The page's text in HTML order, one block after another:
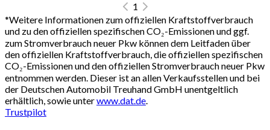
1
*Weitere Informationen zum offiziellen Kraftstoffverbrauch
und zu den offiziellen spezifischen CO₂-Emissionen und ggf.
zum Stromverbrauch neuer Pkw können dem Leitfaden über
den offiziellen Kraftstoffverbrauch, die offiziellen spezifischen
CO₂-Emissionen und den offiziellen Stromverbrauch neuer Pkw
entnommen werden. Dieser ist an allen Verkaufsstellen und bei
der Deutschen Automobil Treuhand GmbH unentgeltlich
erhältlich, sowie unterwww.dat.de
Trustpilot